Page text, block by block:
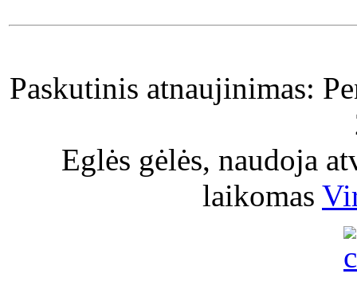
Paskutinis atnaujinimas:
Eglės gėlės, naudoja
laikomas